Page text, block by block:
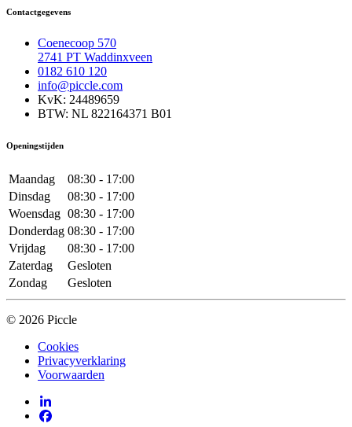
Contactgegevens
Coenecoop 570
2741 PT Waddinxveen
0182 610 120
info@piccle.com
KvK: 24489659
BTW: NL 822164371 B01
Openingstijden
Maandag
08:30 - 17:00
Dinsdag
08:30 - 17:00
Woensdag 08:30 - 17:00
Donderdag 08:30 - 17:00
Vrijdag
08:30 - 17:00
Zaterdag
Gesloten
Zondag
Gesloten
© 2026 Piccle
Cookies
Privacyverklaring
Voorwaarden